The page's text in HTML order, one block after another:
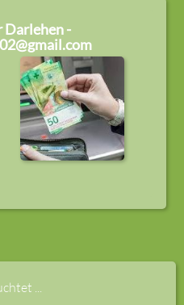
Darlehen -
...